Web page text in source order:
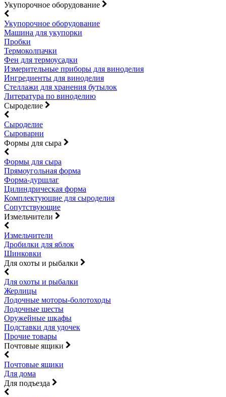
Укупорочное оборудование
Укупорочное оборудование
Машина для укупорки
Пробки
Термоколпачки
Фен для термоусадки
Измерительные приборы для виноделия
Ингредиенты для виноделия
Стеллажи для хранения бутылок
Литература по виноделию
Сыроделие
Сыроделие
Сыроварни
Формы для сыра
Формы для сыра
Прямоугольная форма
Форма-дуршлаг
Цилиндрическая форма
Комплектующие для сыроделия
Сопутствующие
Измельчители
Измельчители
Дробилки для яблок
Шинковки
Для охоты и рыбалки
Для охоты и рыбалки
Жерлицы
Лодочные моторы-болотоходы
Лодочные шесты
Оружейные шкафы
Подставки для удочек
Прочие товары
Почтовые ящики
Почтовые ящики
Для дома
Для подъезда